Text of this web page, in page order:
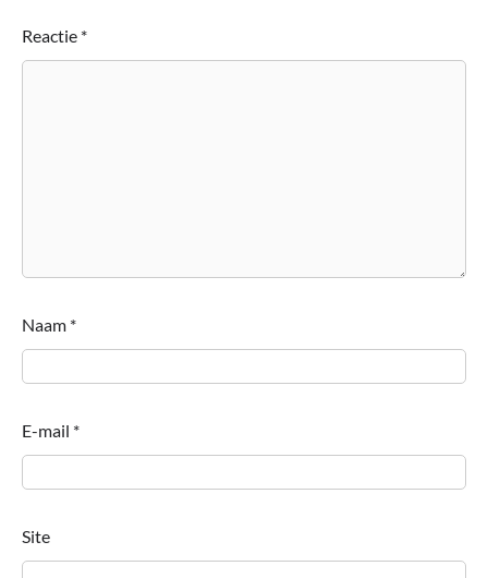
Reactie *
Naam *
E-mail *
Site